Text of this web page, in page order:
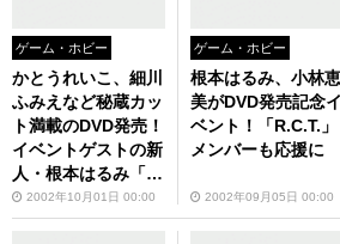
ゲーム・ホビー
かとうれいこ、細川
ふみえなど秘蔵カッ
ト満載のDVD発売！
イベントゲストの新
人・根本はるみ「私
も他のコに負けてら
れません！」
2002年10月01日 00:00
ゲーム・ホビー
根本はるみ、小林恵
美がDVD発売記念イ
ベント！「R.C.T.」
メンバーも応援に
2002年09月05日 00:00